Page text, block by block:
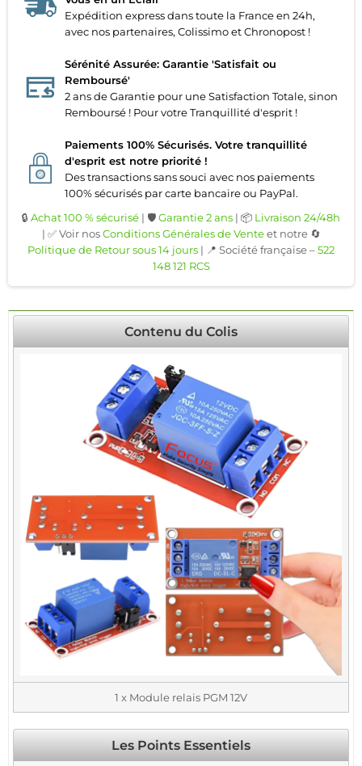
Expédition express dans toute la France en 24h,
avec nos partenaires, Colissimo et Chronopost !
Sérénité Assurée: Garantie 'Satisfait ou
Remboursé'
2 ans de Garantie pour une Satisfaction Totale, sinon
Remboursé ! Pour votre Tranquillité d'esprit !
Paiements 100% Sécurisés. Votre tranquillité
d'esprit est notre priorité !
Des transactions sans souci avec nos paiements
100% sécurisés par carte bancaire ou PayPal.
🔒 Achat 100 % sécurisé | 🛡️Garantie 2 ans | 📦 Livraison 24/48h
| ✅ Voir nosConditions Générales de Venteet notre 🔄
Politique de Retour sous 14 jours | 📍 Société française –522
148 121 RCS
Contenu du Colis
1 x Module relais PGM 12V
Les Points Essentiels